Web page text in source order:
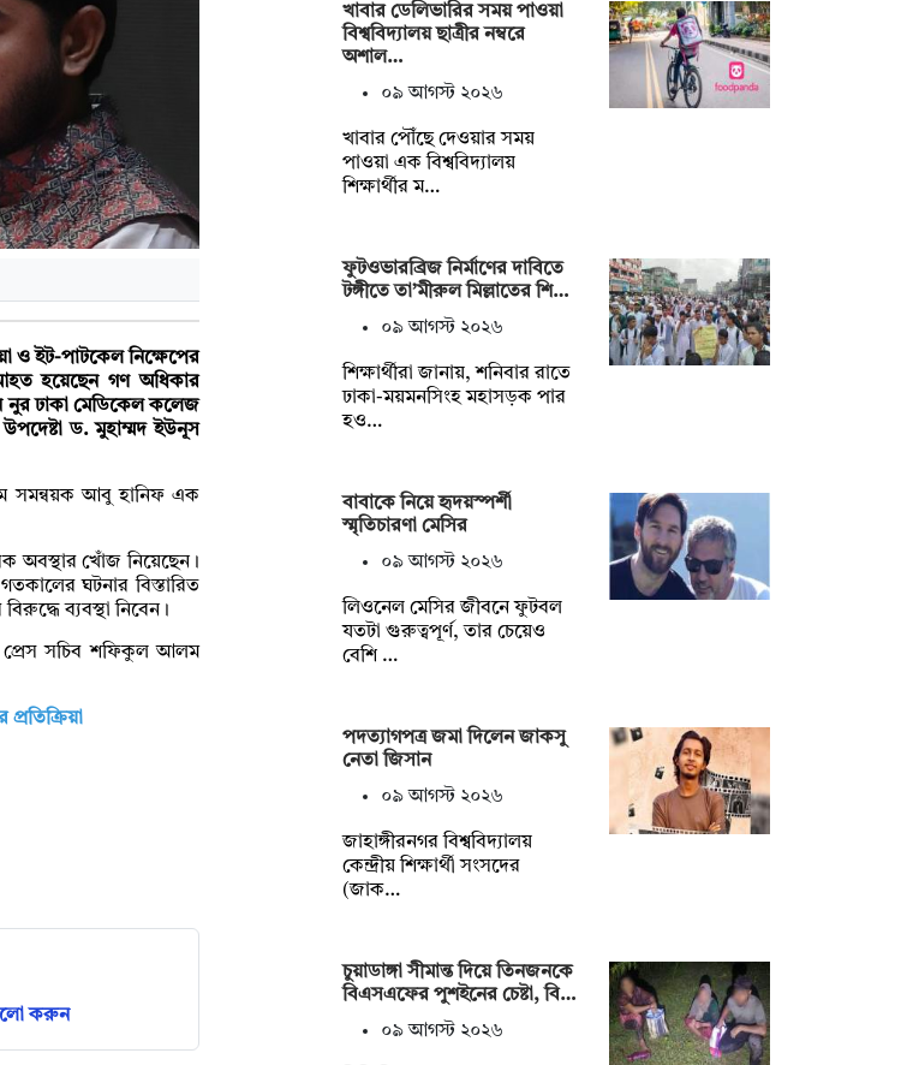
ও ইট-পাটকেল নিক্ষেপের
হয়েছেন গণ অধিকার
নুর ঢাকা মেডিকেল কলেজ
উপদেষ্টা ড. মুহাম্মদ ইউনূস
সমন্বয়ক আবু হানিফ এক
অবস্থার খোঁজ নিয়েছেন।
ঘটনার বিস্তারিত
ব্যবস্থা নিবেন।
সচিব শফিকুল আলম
করুন
খাবার ডেলিভারির সময় পাওয়া
বিশ্ববিদ্যালয় ছাত্রীর নম্বরে
অশাল…
০৯ আগস্ট ২০২৬
খাবার পৌঁছে দেওয়ার সময়
পাওয়া এক বিশ্ববিদ্যালয়
শিক্ষার্থীর ম…
ফুটওভারব্রিজ নির্মাণের দাবিতে
টঙ্গীতে তা’মীরুল মিল্লাতের শি…
০৯ আগস্ট ২০২৬
শিক্ষার্থীরা জানায়, শনিবার রাতে
ঢাকা-ময়মনসিংহ মহাসড়ক পার
হও…
বাবাকে নিয়ে হৃদয়স্পর্শী
স্মৃতিচারণা মেসির
০৯ আগস্ট ২০২৬
লিওনেল মেসির জীবনে ফুটবল
যতটা গুরুত্বপূর্ণ, তার চেয়েও
বেশি …
পদত্যাগপত্র জমা দিলেন জাকসু
নেতা জিসান
০৯ আগস্ট ২০২৬
জাহাঙ্গীরনগর বিশ্ববিদ্যালয়
কেন্দ্রীয় শিক্ষার্থী সংসদের
(জাক…
চুয়াডাঙ্গা সীমান্ত দিয়ে তিনজনকে
বিএসএফের পুশইনের চেষ্টা, বি…
০৯ আগস্ট ২০২৬